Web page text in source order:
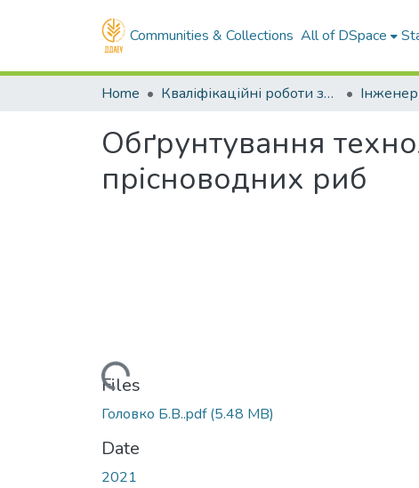
Communities & Collections All of DSpace
Home Кваліфікаційні роботи здобувачів вищої освіти
Обґрунтування
прісноводних риб
Loading...
Files
Головко Б.В..pdf(5.48 MB)
Date
2021